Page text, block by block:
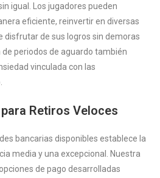
igual. Los jugadores pueden
eficiente, reinvertir en diversas
disfrutar de sus logros sin demoras
periodos de aguardo también
vinculada con las
Retiros Veloces
bancarias disponibles establece la
media y una excepcional. Nuestra
de pago desarrolladas